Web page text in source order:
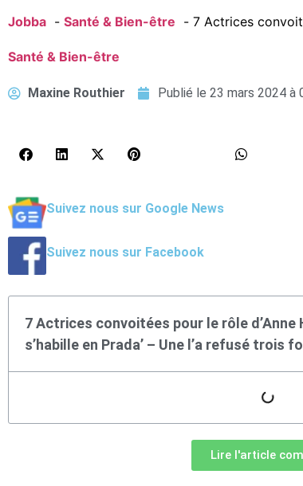
Jobba Santé & Bien-être 7 Actrices
Santé & Bien-être
Maxine Routhier Publié le 23 mars 2024 à
Suivez nous sur Google News
Suivez nous sur Facebook
7 Actrices convoitées pour le rôle d’Anne
s’habille en Prada’ – Une l’a refusé trois
Lire l'article